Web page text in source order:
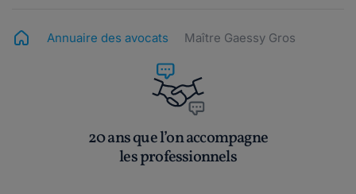
Annuaire des avocats Maître Gaessy Gros
20 ans que l’on accompagne
les professionnels